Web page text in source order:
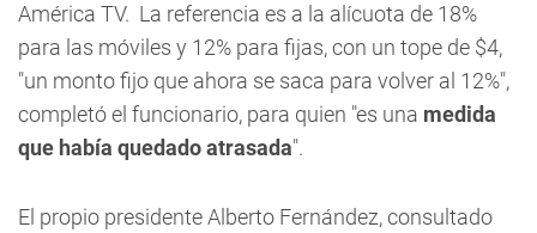
América TV. La referencia es a la alícuota de 18%
para las móviles y 12% para fijas, con un tope de $4,
"un monto fijo que ahora se saca para volver al 12%",
completó el funcionario, para quien "es una medida
que había quedado atrasada".
El propio presidente Alberto Fernández, consultado